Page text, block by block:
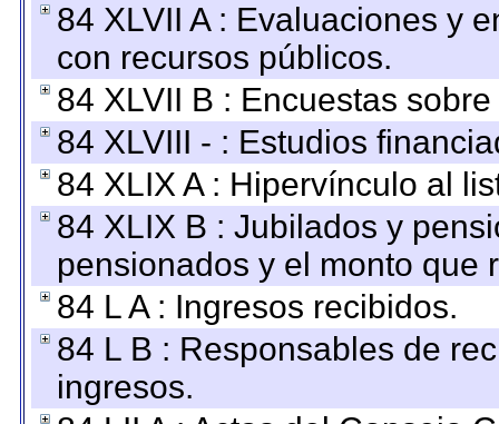
84 XLVII A : Evaluaciones y
con recursos públicos.
84 XLVII B : Encuestas
84 XLVIII - : Estudios
84 XLIX A : Hipervínculo al
84 XLIX B : Jubilados y
pensionados y el monto que
84 L A : Ingresos recibidos.
84 L B : Responsables de
ingresos.